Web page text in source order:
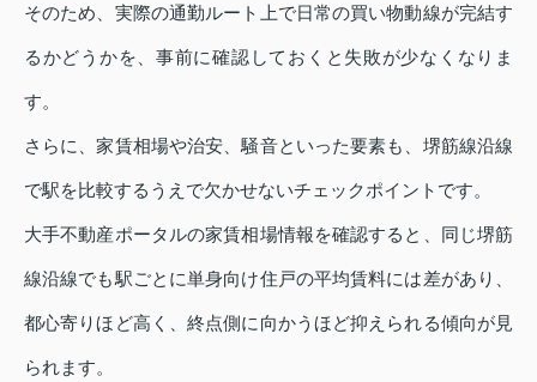
そのため、実際の通勤ルート上で日常の買い物動線が完結す
るかどうかを、事前に確認しておくと失敗が少なくなりま
す。
さらに、家賃相場や治安、騒音といった要素も、堺筋線沿線
で駅を比較するうえで欠かせないチェックポイントです。
大手不動産ポータルの家賃相場情報を確認すると、同じ堺筋
線沿線でも駅ごとに単身向け住戸の平均賃料には差があり、
都心寄りほど高く、終点側に向かうほど抑えられる傾向が見
られます。